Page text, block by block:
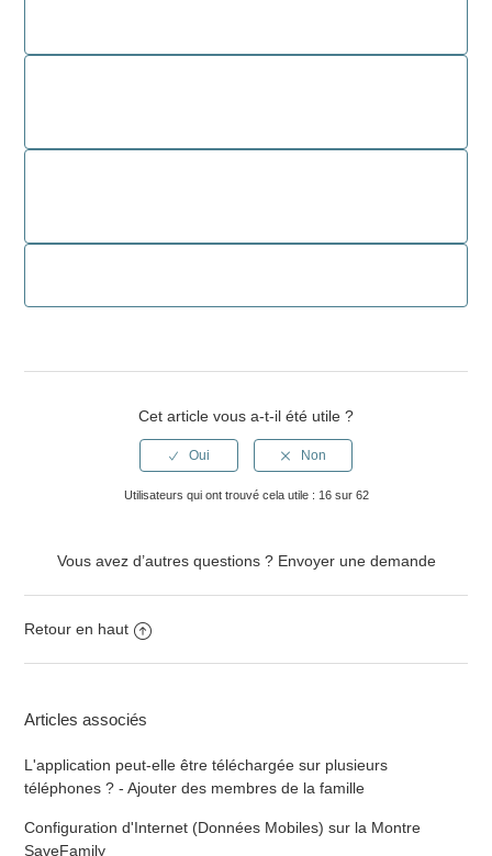
Cet article vous a-t-il été utile ?
Utilisateurs qui ont trouvé cela utile : 16 sur 62
Vous avez d’autres questions ? Envoyer une demande
Retour en haut
Articles associés
L'application peut-elle être téléchargée sur plusieurs
téléphones ? - Ajouter des membres de la famille
Configuration d'Internet (Données Mobiles) sur la Montre
SaveFamily